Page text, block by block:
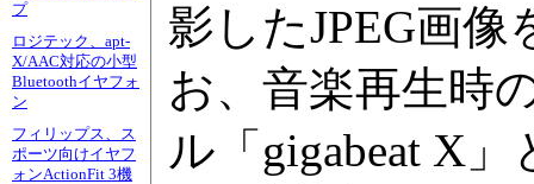
プ
ロジテック、apt-
X/AAC対応の小型
Bluetoothイヤフォ
ン
フィリップス、ス
ポーツ向けイヤフ
ォンActionFit 3機
影したJPEG画像
お、音楽再生時
ル「gigabeat X